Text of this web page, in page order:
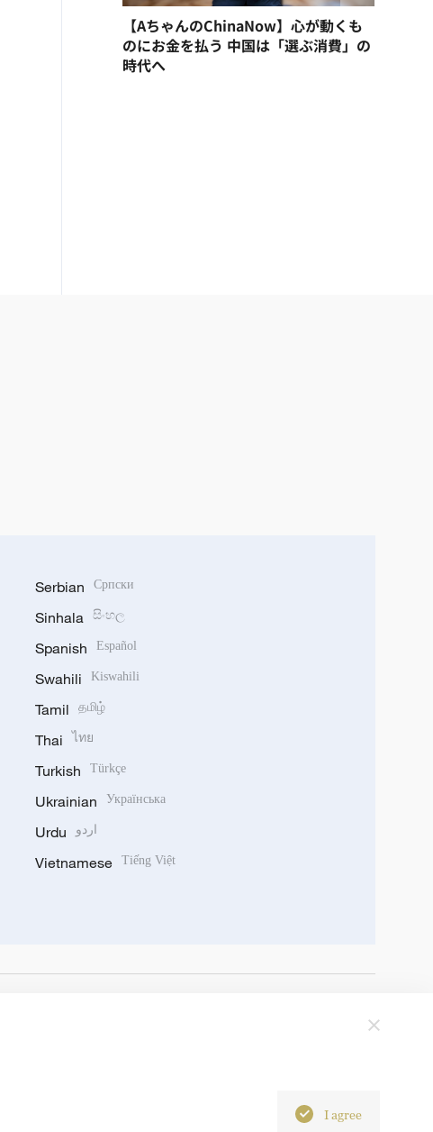
【AちゃんのChinaNow】心が動くも
のにお金を払う 中国は「選ぶ消費」の
時代へ
Serbian Српски
Sinhala සිංහල
Spanish Español
Swahili Kiswahili
Tamil தமிழ்
Thai ไทย
Turkish Türkçe
Ukrainian Українська
Urdu اردو
Vietnamese Tiếng Việt
I agree